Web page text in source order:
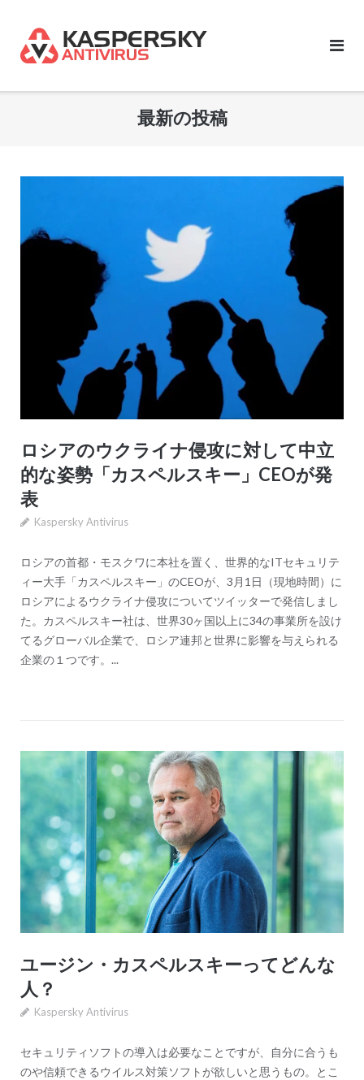
content
最新の投稿
ロシアのウクライナ侵攻に対して中立
的な姿勢「カスペルスキー」CEOが発
表
Kaspersky Antivirus
ロシアの首都・モスクワに本社を置く、世界的なITセキュリテ
ィー大手「カスペルスキー」のCEOが、3月1日（現地時間）に
ロシアによるウクライナ侵攻についてツイッターで発信しまし
た。カスペルスキー社は、世界30ヶ国以上に34の事業所を設け
てるグローバル企業で、ロシア連邦と世界に影響を与えられる
企業の１つです。...
ユージン・カスペルスキーってどんな
人？
Kaspersky Antivirus
セキュリティソフトの導入は必要なことですが、自分に合うも
のや信頼できるウイルス対策ソフトが欲しいと思うもの。とこ